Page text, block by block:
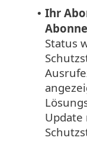
• Ihr
Status
Update